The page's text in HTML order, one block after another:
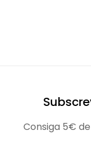
Consiga 5€